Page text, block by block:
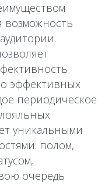
возможность
эффективных
периодическое
уникальными
полом,
очередь